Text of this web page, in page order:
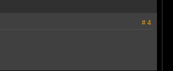
# 4